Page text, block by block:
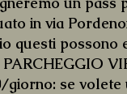
in via
questi possono
se